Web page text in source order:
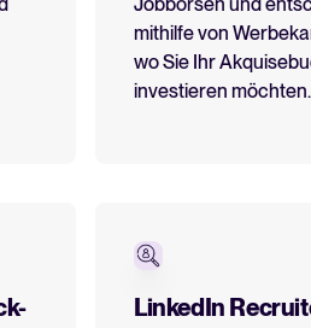
mithilfe von
wo Sie Ihr
investieren möchten.
LinkedIn